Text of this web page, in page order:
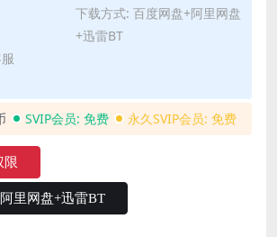
下载方式: 百度网盘+阿里网盘
+迅雷BT
SVIP会员: 免费 永久SVIP会员: 免费
限
里网盘+迅雷BT